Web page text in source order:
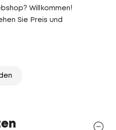
Willkommen!
Sie Preis und